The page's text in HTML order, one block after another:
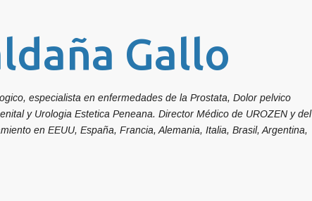
Gallo
especialista en enfermedades de la Prostata, Dolor pelvico
y Urologia Estetica Peneana. Director Médico de UROZEN y del
en EEUU, España, Francia, Alemania, Italia, Brasil, Argentina,